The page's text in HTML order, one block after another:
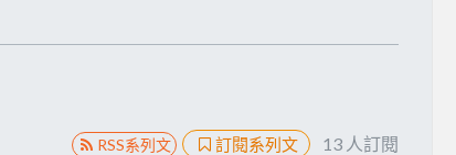
RSS系列文 訂閱系列文 13 人訂閱